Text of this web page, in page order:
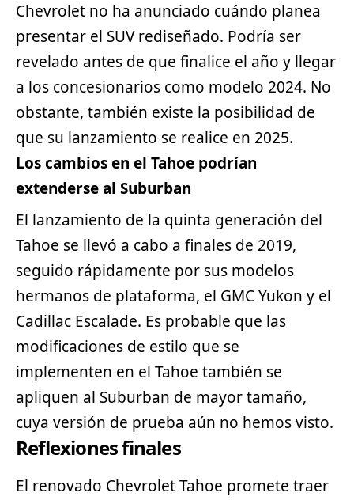
Chevrolet no ha anunciado cuándo planea
presentar el SUV rediseñado. Podría ser
revelado antes de que finalice el año y llegar
a los concesionarios como modelo 2024. No
obstante, también existe la posibilidad de
que su lanzamiento se realice en 2025.
Los cambios en el Tahoe podrían
extenderse al Suburban
El lanzamiento de la quinta generación del
Tahoe se llevó a cabo a finales de 2019,
seguido rápidamente por sus modelos
hermanos de plataforma, el GMCYukon y el
Cadillac Escalade. Es probable que las
modificaciones de estilo que se
implementen en el Tahoe también se
apliquen al Suburban de mayor tamaño,
cuya versión de prueba aún no hemos visto.
Reflexiones finales
El renovado Chevrolet Tahoe promete traer